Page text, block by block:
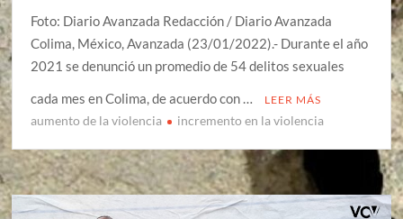
Foto: Diario Avanzada Redacción / Diario Avanzada
Colima, México, Avanzada (23/01/2022).- Durante el año
2021 se denunció un promedio de 54 delitos sexuales
cada mes en Colima, de acuerdo con …
LEER MÁS
aumento de la violencia incremento en la violencia